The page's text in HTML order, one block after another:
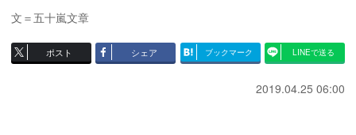
文＝五十嵐文章
ポスト シェア ブックマーク LINEで送る
2019.04.25 06:00